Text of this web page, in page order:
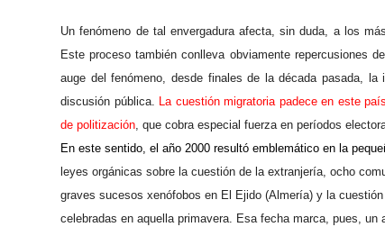
Un fenómeno de tal envergadura afecta, sin duda, a los
Este proceso también conlleva obviamente repercusiones
auge del fenómeno, desde finales de la década pasada,
discusión pública. La cuestión migratoria padece en este
de politización, que cobra especial fuerza en períodos
En este sentido, el año 2000 resultó emblemático en la
leyes orgánicas sobre la cuestión de la extranjería, ocho
graves sucesos xenófobos en El Ejido (Almería) y la
celebradas en aquella primavera. Esa fecha marca, pues,